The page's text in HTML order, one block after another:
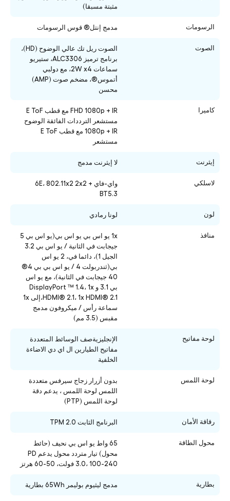
مثبتة مسبقا)
الرسومات مدمج إنتل® قوس الرسومات
الصوت
الصوت ريل تك عالي الوضوح (HD)،
برنامج ترميز ALC3306، ستيريو
سماعات 2W x4، مع دولبي
أتموس®، مضخم صوت (AMP)
محسن
كاميرا
FHD 1080p + IR مع قطب E ToF
مستشعر الترددات الفائقة الوضوح
1080p + IR مع قطب E ToF
مستشعر
إيثرنت لا إيثرنت مدمج
لاسلكي
واي-فاي 6E، 802.11x2 2x2 +
BT5.3
لون لونا رمادي
منافذ 1x
يو اس بي يو اس بي(يو اس بي 5
جيجابت في الثانية / يو اس بي 3.2
الجيل 1)، دائما في، 2 يو اس
بي(ثندربولت 4 / يو اس بي بي 4®
40 جيجابت في الثانية)، مع يو اس
بي 3.1 و DisplayPort ™ 1.4، 1x
HDMI® 2.1، 1x HDMI® 2.1،إلى 1x
سماعة رأس / ميكروفون مدمج
مقبس (3.5 مم)
لوحة مفاتيح
الإنجليزيةصف الوسائط المتعددة
مفاتيح
الطيارين ال اي دي الاضاءة
الخلفية
لوحة اللمس
بدون أزرار زجاج سيرفس متعددة
اللمس لوحة اللمس ، يدعم دقة
لوحة اللمس (PTP)
رقاقة الأمان البرنامج الثابت TPM 2.0
محول الطاقة
65 واط يو اس بي نحيف (حائط
محول) تيار متردد محول يدعم PD
3.0، 100-240 فولت، 50-60 هرتز
بطارية مدمج ليثيوم بوليمر 65Wh بطارية